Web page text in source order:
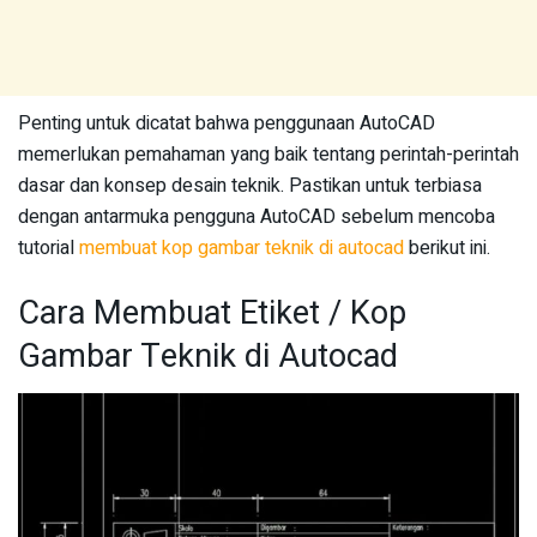
Penting untuk dicatat bahwa penggunaan AutoCAD
memerlukan pemahaman yang baik tentang perintah-perintah
dasar dan konsep desain teknik. Pastikan untuk terbiasa
dengan antarmuka pengguna AutoCAD sebelum mencoba
tutorialmembuat kop gambar teknik di autocadberikut ini.
Cara Membuat Etiket / Kop
Gambar Teknik di Autocad